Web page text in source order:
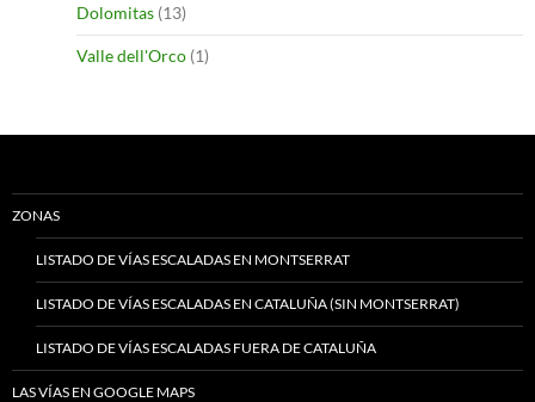
Dolomitas (13)
Valle dell'Orco (1)
ZONAS
LISTADO DE VÍAS ESCALADAS EN MONTSERRAT
LISTADO DE VÍAS ESCALADAS EN CATALUÑA (SIN MONTSERRAT)
LISTADO DE VÍAS ESCALADAS FUERA DE CATALUÑA
LAS VÍAS EN GOOGLE MAPS